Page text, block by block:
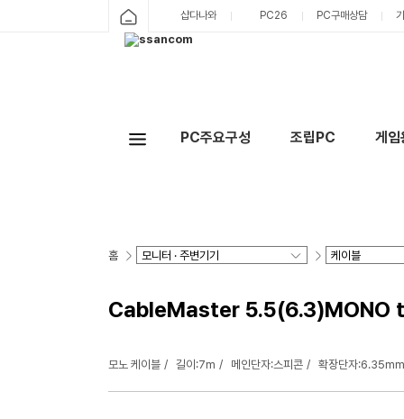
샵다나와 PC26 PC구매상담
PC주요구성 조립PC 게
홈
CableMaster 5.5(6.3)MONO
모노 케이블 길이:7m 메인단자:스피콘 확장단자